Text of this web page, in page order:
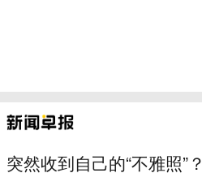
突然收到自己的“不雅照”